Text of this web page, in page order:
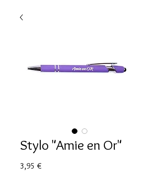
Stylo "Amie en Or"
3,95 €